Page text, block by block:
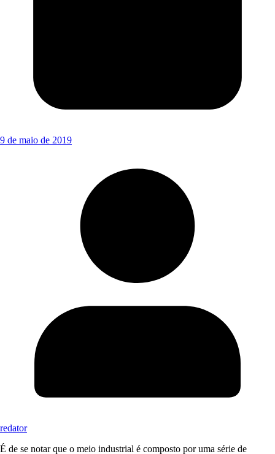
9 de maio de 2019
redator
É de se notar que o meio industrial é composto por uma série de